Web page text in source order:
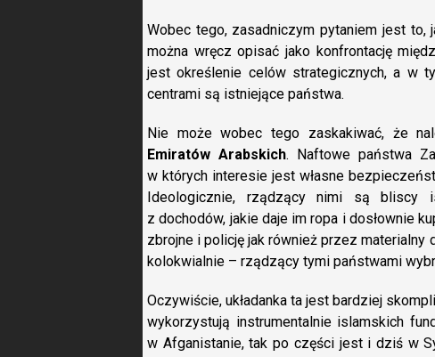
Wobec tego, zasadniczym pytaniem jest to,
można wręcz opisać jako konfrontację
jest określenie celów strategicznych, a w
centrami są istniejące państwa.
Nie może wobec tego zaskakiwać, że
Emiratów Arabskich. Naftowe państwa
w których interesie jest własne
Ideologicznie, rządzący nimi są bliscy
z dochodów, jakie daje im ropa i dosłownie
zbrojne i policję jak również przez materialny
kolokwialnie – rządzący tymi państwami
Oczywiście, układanka ta jest bardziej
wykorzystują instrumentalnie islamskich
w Afganistanie, tak po części jest i dziś w